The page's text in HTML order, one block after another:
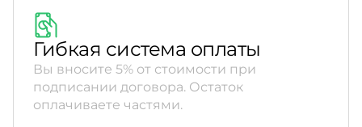
Гибкая система оплаты
Вы вносите 5% от стоимости при
подписании договора. Остаток
оплачиваете частями.